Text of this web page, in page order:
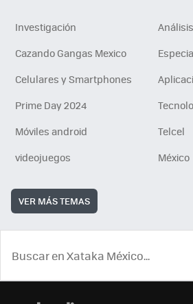
Investigación
Análisis
Cazando Gangas Mexico
Celulares y Smartphones
Prime Day 2024
Móviles android
Telcel
videojuegos
México
VER MÁS TEMAS